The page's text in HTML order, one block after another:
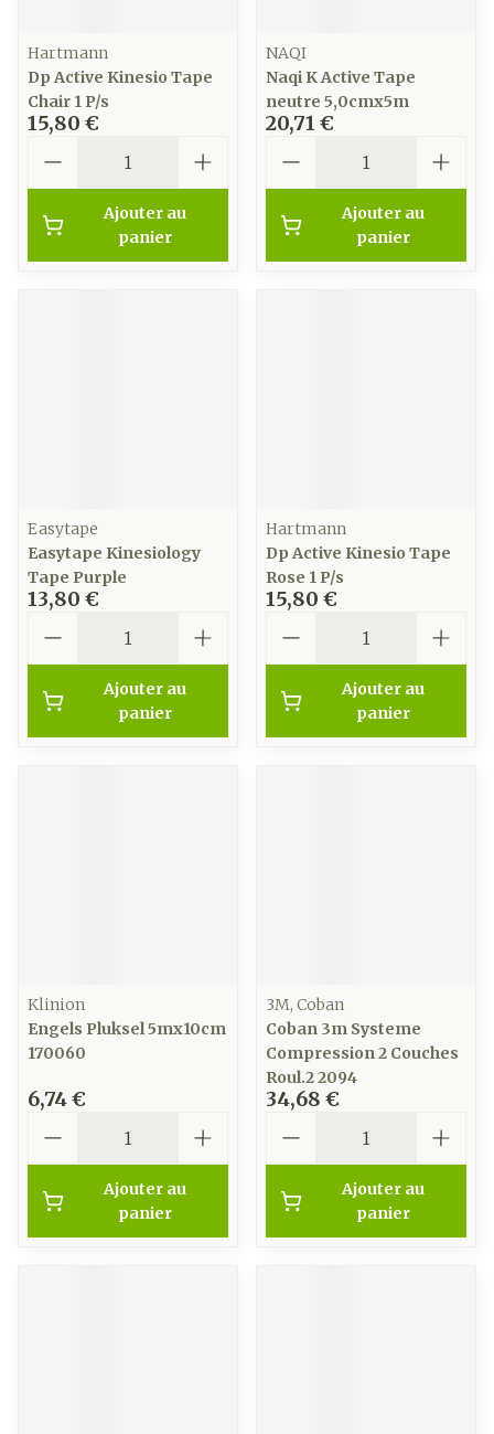
Hartmann
Dp Active Kinesio Tape
Chair 1 P/s
15,80 €
Ajouter au
panier
NAQI
Naqi K Active Tape
neutre 5,0cmx5m
20,71 €
Ajouter au
panier
Easytape
Easytape Kinesiology
Tape Purple
13,80 €
Ajouter au
panier
Hartmann
Dp Active Kinesio Tape
Rose 1 P/s
15,80 €
Ajouter au
panier
Klinion
Engels Pluksel 5mx10cm
170060
6,74 €
Ajouter au
panier
3M, Coban
Coban 3m Systeme
Compression 2 Couches
Roul.2 2094
34,68 €
Ajouter au
panier